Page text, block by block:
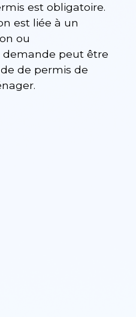
est obligatoire.
est liée à un
ou
peut être
de permis de